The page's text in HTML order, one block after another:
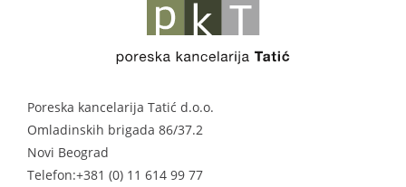
Poreska kancelarija Tatić d.o.o.
Omladinskih brigada 86/37.2
Novi Beograd
Telefon:+381 (0) 11 614 99 77